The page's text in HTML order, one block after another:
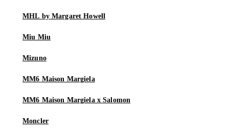
MHL by Margaret Howell
Miu Miu
Mizuno
MM6 Maison Margiela
MM6 Maison Margiela x Salomon
Moncler